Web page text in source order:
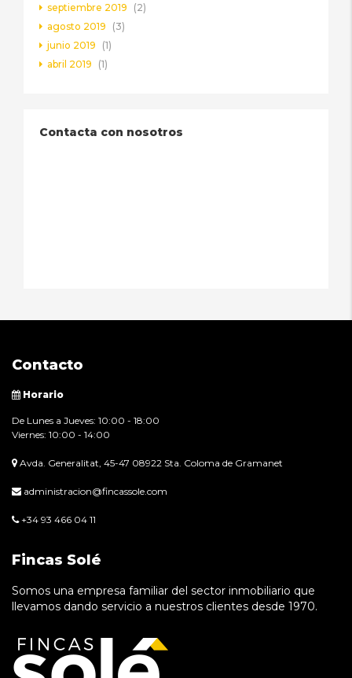
septiembre 2019
(2)
agosto 2019
(3)
junio 2019
(1)
abril 2019
(1)
Contacta con nosotros
Contacto
Horario
De Lunes a Jueves: 10:00 - 18:00
Viernes: 10:00 - 14:00
Avda. Generalitat, 45-47 08922 Sta. Coloma de Gramanet
administracion@fincassole.com
+34 93 466 04 11
Fincas Solé
Somos una empresa familiar del sector inmobiliario que
llevamos dando servicio a nuestros clientes desde 1970.